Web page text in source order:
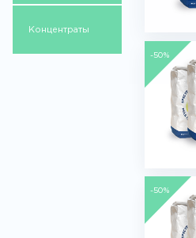
Концентраты
-50%
-50%